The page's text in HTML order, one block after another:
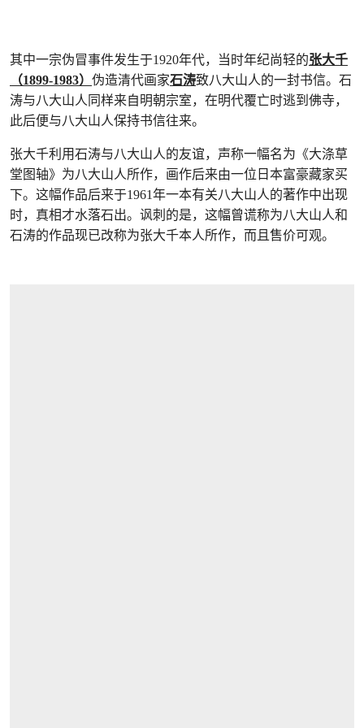
其中一宗伪冒事件发生于1920年代，当时年纪尚轻的张大千
（1899-1983） 伪造清代画家石涛致八大山人的一封书信。石
涛与八大山人同样来自明朝宗室，在明代覆亡时逃到佛寺，
此后便与八大山人保持书信往来。
张大千利用石涛与八大山人的友谊，声称一幅名为《大涤草
堂图轴》为八大山人所作，画作后来由一位日本富豪藏家买
下。这幅作品后来于1961年一本有关八大山人的著作中出现
时，真相才水落石出。讽刺的是，这幅曾谎称为八大山人和
石涛的作品现已改称为张大千本人所作，而且售价可观。